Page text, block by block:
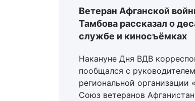
Ветеран Афганской
Тамбова рассказал о
службе и киносъёмках
Накануне Дня ВДВ
пообщался с
региональной организации
Союз ветеранов